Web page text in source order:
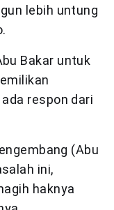
lebih untung
Bakar untuk
respon dari
(Abu
ini,
haknya